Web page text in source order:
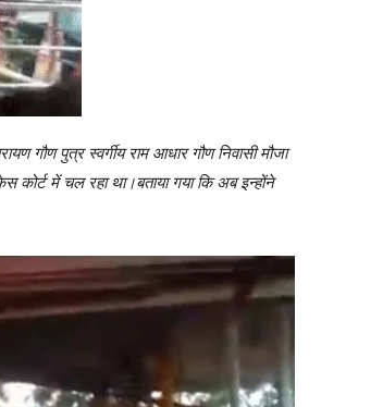
गौण पुत्र स्वर्गीय राम आधार गौण निवासी मौजा
कोर्ट में चल रहा था।बताया गया कि अब इन्होंने